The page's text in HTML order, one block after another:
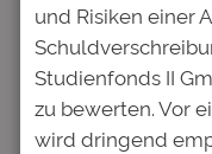
Schreibe
und Risiken einer
Studienfonds II
zu bewerten. Vor
wird dringend